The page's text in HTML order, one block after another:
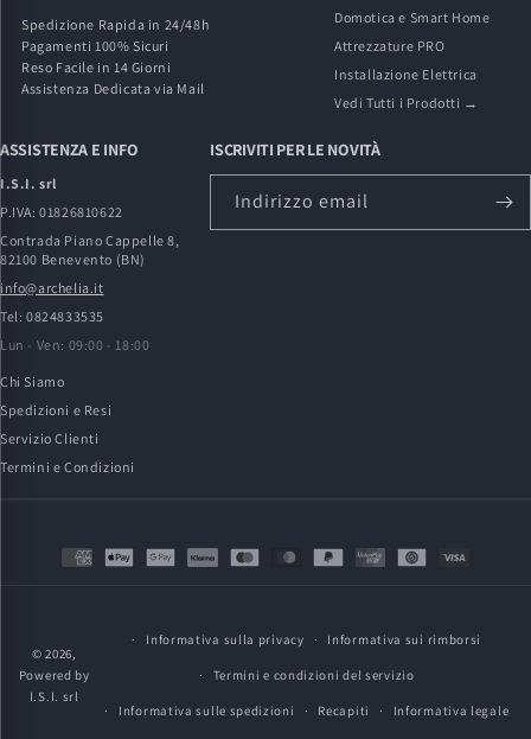
Spedizione Rapida in 24/48h
Pagamenti 100% Sicuri
Reso Facile in 14 Giorni
Assistenza Dedicata via Mail
Domotica e Smart Home
Attrezzature PRO
Installazione Elettrica
Vedi Tutti i Prodotti →
ASSISTENZA E INFO
I.S.I. srl
P.IVA: 01826810622
Contrada Piano Cappelle 8,
82100 Benevento (BN)
info@archelia.it
Tel: 0824833535
Lun - Ven: 09:00 - 18:00
Chi Siamo
Spedizioni e Resi
Servizio Clienti
Termini e Condizioni
ISCRIVITI PER LE NOVITÀ
Indirizzo email
Metodi
© 2026,
Powered by
I.S.I. srl
Informativa sulla privacy Informativa sui rimborsi
Termini e condizioni del servizio
Informativa sulle spedizioni Recapiti Informativa legale